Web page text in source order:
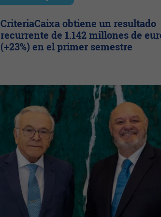
CriteriaCaixa obtiene un resultado
recurrente de 1.142 millones de
(+23%) en el primer semestre